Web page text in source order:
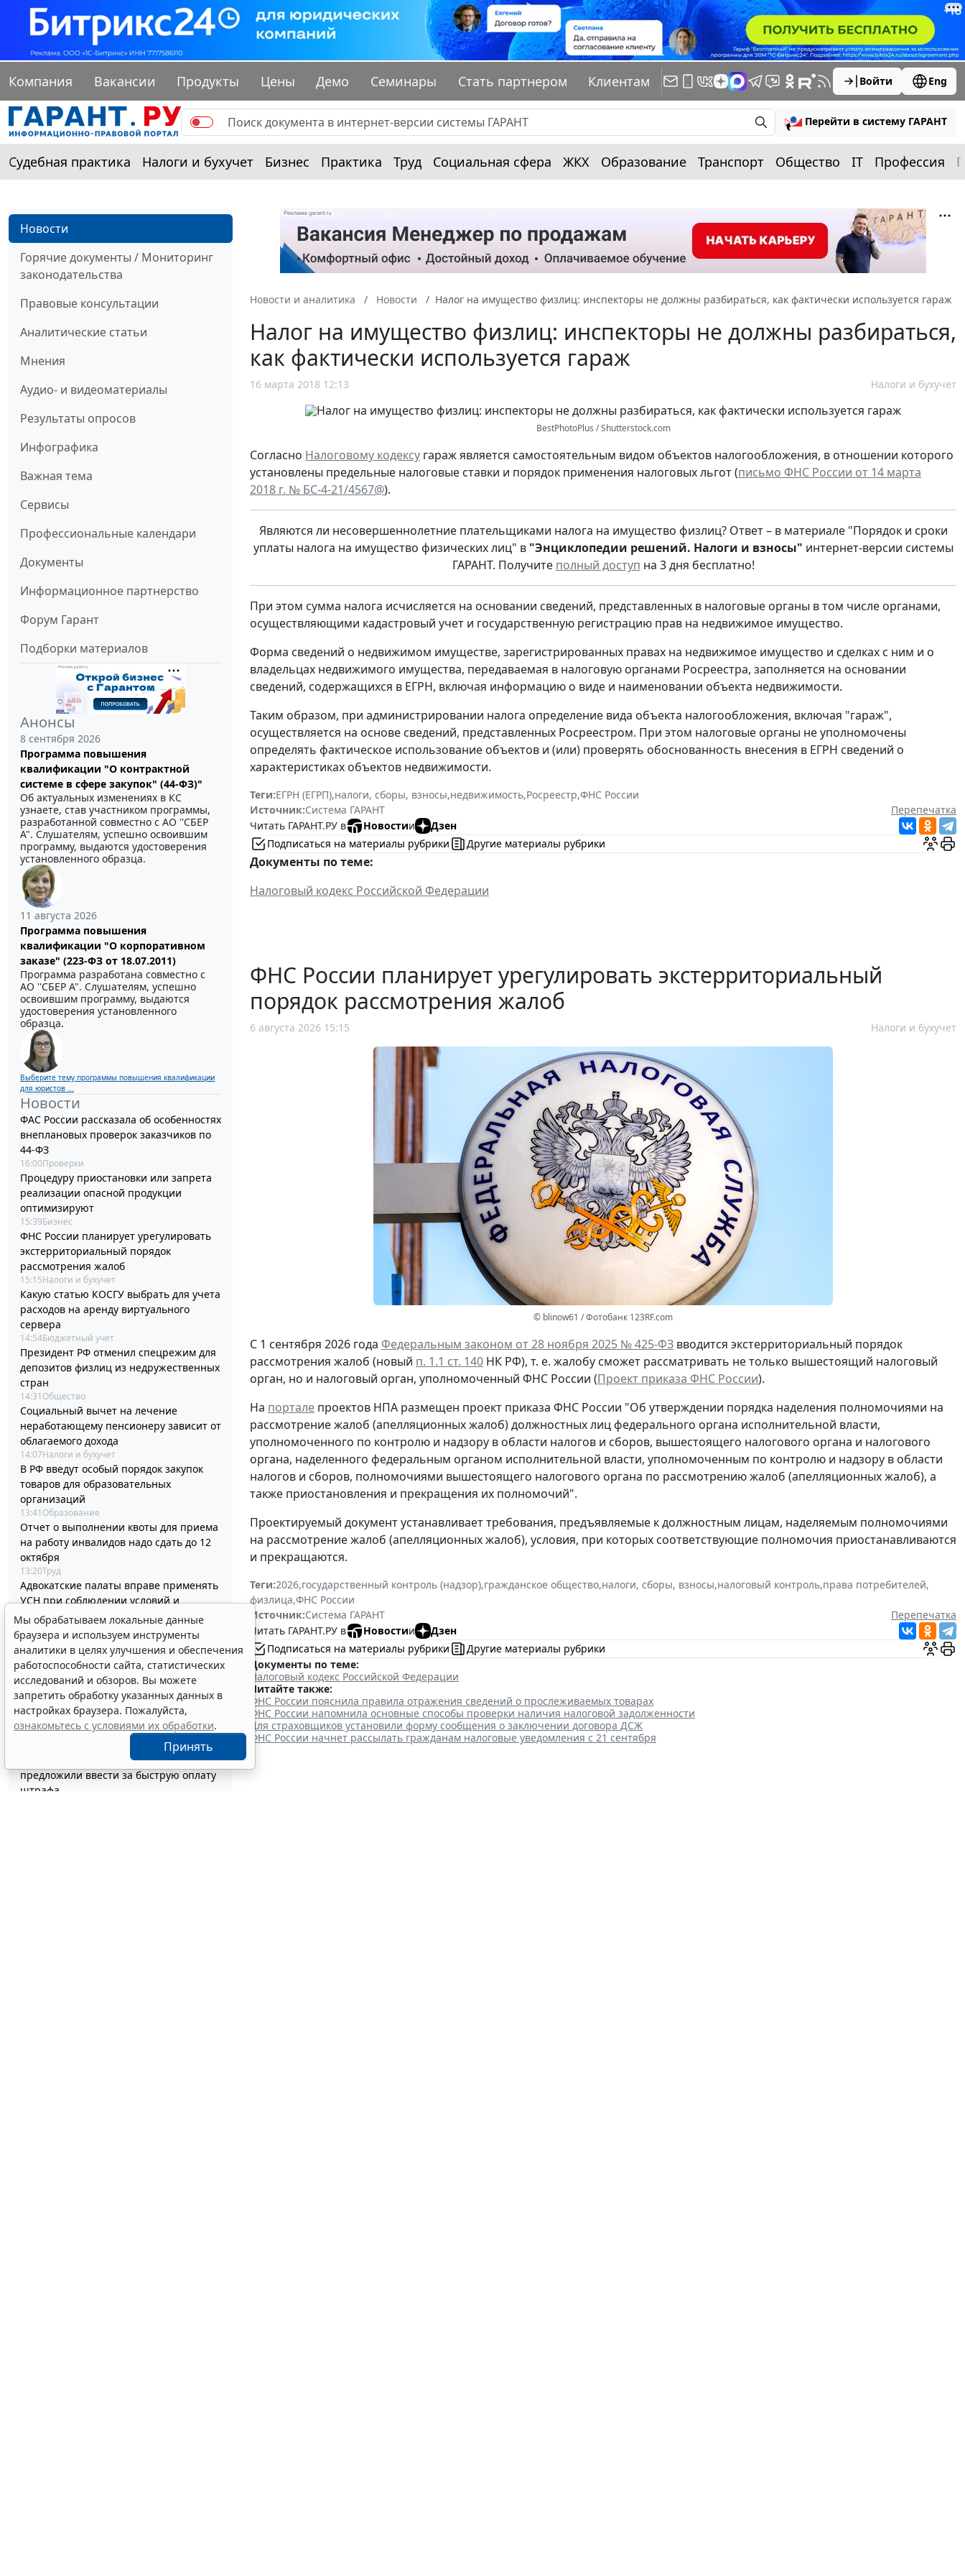
Компания Вакансии Продукты Цены Демо Семинары Стать партнером Клиентам Войти Eng
Перейти в систему ГАРАНТ
Судебная практика Налоги и бухучет Бизнес Практика Труд Социальная сфера ЖКХ Образование Транспорт Общество IT Профессия
Новости
Горячие документы / Мониторинг
законодательства
Правовые консультации
Аналитические статьи
Мнения
Аудио- и видеоматериалы
Результаты опросов
Инфографика
Важная тема
Сервисы
Профессиональные календари
Документы
Информационное партнерство
Форум Гарант
Подборки материалов
Анонсы
8 сентября 2026
Программа повышения
квалификации "О контрактной
системе в сфере закупок" (44-ФЗ)"
Об актуальных изменениях в КС
узнаете, став участником программы,
разработанной совместно с АО ''СБЕР
А". Слушателям, успешно освоившим
программу, выдаются удостоверения
установленного образца.
11 августа 2026
Программа повышения
квалификации "О корпоративном
заказе" (223-ФЗ от 18.07.2011)
Программа разработана совместно с
АО ''СБЕР А". Слушателям, успешно
освоившим программу, выдаются
удостоверения установленного
образца.
Выберите тему программы повышения квалификации
для юристов ...
Новости
ФАС России рассказала об особенностях
внеплановых проверок заказчиков по
44-ФЗ
16:00Проверки
Процедуру приостановки или запрета
реализации опасной продукции
оптимизируют
15:39Бизнес
ФНС России планирует урегулировать
экстерриториальный порядок
рассмотрения жалоб
15:15Налоги и бухучет
Какую статью КОСГУ выбрать для учета
расходов на аренду виртуального
сервера
14:54Бюджетный учет
Президент РФ отменил спецрежим для
депозитов физлиц из недружественных
стран
14:31 Общество
Социальный вычет на лечение
неработающему пенсионеру зависит от
облагаемого дохода
14:07Налоги и бухучет
В РФ введут особый порядок закупок
товаров для образовательных
организаций
13:41 Образование
Отчет о выполнении квоты для приема
на работу инвалидов надо сдать до 12
октября
13:20Труд
Адвокатские палаты вправе применять
УСН при соблюдении условий и
ограничений
Налоги и бухучет
Контракты по однородным товарам
можно заключать с одним и тем же
едпоставщиком
12:39Бизнес
В РФ утвердили стандарт медпомощи
детям при наследственной
тирозинемии 1 типа
Скидку в 50% на эвакуацию машины
предложили ввести за быструю оплату
штрафа
Новости и аналитика Новости Налог на имущество физлиц: инспекторы не должны разбираться, как фактически используется гараж
Налог на имущество физлиц: инспекторы не должны разбираться,
как фактически используется гараж
16 марта 2018 12:13 Налоги и бухучет
BestPhotoPlus / Shutterstock.com
Согласно Налоговому кодексу гараж является самостоятельным видом объектов налогообложения, в отношении которого
установлены предельные налоговые ставки и порядок применения налоговых льгот (письмо ФНС России от 14 марта
2018 г. № БС-4-21/4567@).
Являются ли несовершеннолетние плательщиками налога на имущество физлиц? Ответ – в материале "Порядок и сроки
уплаты налога на имущество физических лиц" в "Энциклопедии решений. Налоги и взносы" интернет-версии системы
ГАРАНТ. Получите полный доступ на 3 дня бесплатно!
При этом сумма налога исчисляется на основании сведений, представленных в налоговые органы в том числе органами,
осуществляющими кадастровый учет и государственную регистрацию прав на недвижимое имущество.
Форма сведений о недвижимом имуществе, зарегистрированных правах на недвижимое имущество и сделках с ним и о
владельцах недвижимого имущества, передаваемая в налоговую органами Росреестра, заполняется на основании
сведений, содержащихся в ЕГРН, включая информацию о виде и наименовании объекта недвижимости.
Таким образом, при администрировании налога определение вида объекта налогообложения, включая "гараж",
осуществляется на основе сведений, представленных Росреестром. При этом налоговые органы не уполномочены
определять фактическое использование объектов и (или) проверять обоснованность внесения в ЕГРН сведений о
характеристиках объектов недвижимости.
Теги:ЕГРН (ЕГРП),налоги, сборы, взносы,недвижимость,Росреестр,ФНС России
Источник:Система ГАРАНТ
Перепечатка
Читать ГАРАНТ.РУ в
Новостии
Дзен
Подписаться на материалы рубрики
Другие материалы рубрики
Документы по теме:
Налоговый кодекс Российской Федерации
ФНС России планирует урегулировать экстерриториальный
порядок рассмотрения жалоб
6 августа 2026 15:15 Налоги и бухучет
© blinow61 / Фотобанк 123RF.com
С 1 сентября 2026 года Федеральным законом от 28 ноября 2025 № 425-ФЗ вводится экстерриториальный порядок
рассмотрения жалоб (новый п. 1.1 ст. 140 НК РФ), т. е. жалобу сможет рассматривать не только вышестоящий налоговый
орган, но и налоговый орган, уполномоченный ФНС России (Проект приказа ФНС России).
На портале проектов НПА размещен проект приказа ФНС России "Об утверждении порядка наделения полномочиями на
рассмотрение жалоб (апелляционных жалоб) должностных лиц федерального органа исполнительной власти,
уполномоченного по контролю и надзору в области налогов и сборов, вышестоящего налогового органа и налогового
органа, наделенного федеральным органом исполнительной власти, уполномоченным по контролю и надзору в области
налогов и сборов, полномочиями вышестоящего налогового органа по рассмотрению жалоб (апелляционных жалоб), а
также приостановления и прекращения их полномочий".
Проектируемый документ устанавливает требования, предъявляемые к должностным лицам, наделяемым полномочиями
на рассмотрение жалоб (апелляционных жалоб), условия, при которых соответствующие полномочия приостанавливаются
и прекращаются.
Теги:2026,государственный контроль (надзор),гражданское общество,налоги, сборы, взносы,налоговый контроль,права потребителей,
физлица,ФНС России
Источник:Система ГАРАНТ
Перепечатка
Читать ГАРАНТ.РУ в
Новостии
Дзен
Подписаться на материалы рубрики
Другие материалы рубрики
Документы по теме:
Налоговый кодекс Российской Федерации
Читайте также:
ФНС России пояснила правила отражения сведений о прослеживаемых товарах
ФНС России напомнила основные способы проверки наличия налоговой задолженности
Для страховщиков установили форму сообщения о заключении договора ДСЖ
ФНС России начнет рассылать гражданам налоговые уведомления с 21 сентября
Мы обрабатываем локальные данные
браузера и используем инструменты
аналитики в целях улучшения и обеспечения
работоспособности сайта, статистических
исследований и обзоров. Вы можете
запретить обработку указанных данных в
настройках браузера. Пожалуйста,
ознакомьтесь с условиями их обработки.
Принять